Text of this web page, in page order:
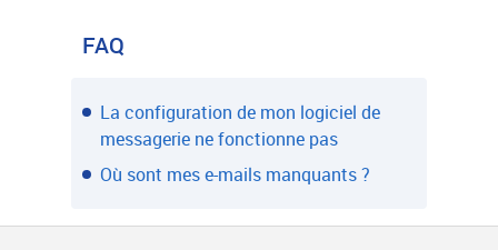
FAQ
La configuration de mon logiciel de
messagerie ne fonctionne pas
Où sont mes e-mails manquants ?